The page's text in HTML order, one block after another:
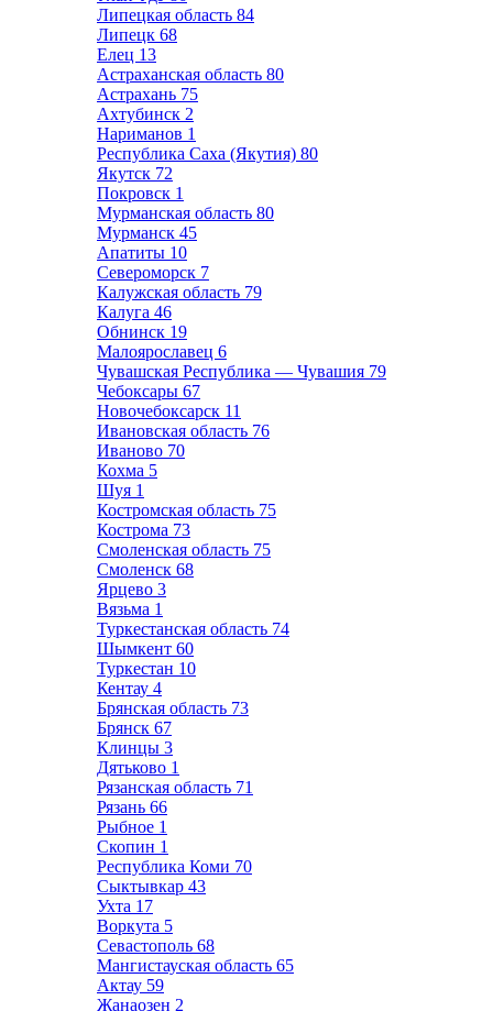
Липецкая область 84
Липецк 68
Елец 13
Астраханская область 80
Астрахань 75
Ахтубинск 2
Нариманов 1
Республика Саха (Якутия) 80
Якутск 72
Покровск 1
Мурманская область 80
Мурманск 45
Апатиты 10
Североморск 7
Калужская область 79
Калуга 46
Обнинск 19
Малоярославец 6
Чувашская Республика — Чувашия 79
Чебоксары 67
Новочебоксарск 11
Ивановская область 76
Иваново 70
Кохма 5
Шуя 1
Костромская область 75
Кострома 73
Смоленская область 75
Смоленск 68
Ярцево 3
Вязьма 1
Туркестанская область 74
Шымкент 60
Туркестан 10
Кентау 4
Брянская область 73
Брянск 67
Клинцы 3
Дятьково 1
Рязанская область 71
Рязань 66
Рыбное 1
Скопин 1
Республика Коми 70
Сыктывкар 43
Ухта 17
Воркута 5
Севастополь 68
Мангистауская область 65
Актау 59
Жанаозен 2